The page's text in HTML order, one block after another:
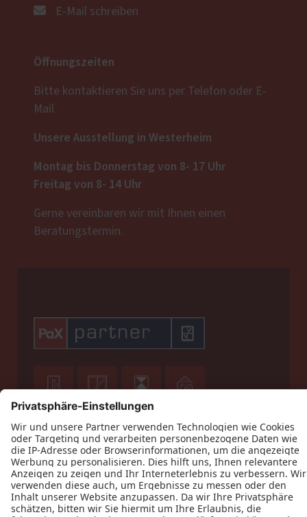
E-Mail schreiben
Öffnungszeiten
Bitte kontaktieren Sie uns per Telefon oder E-
Mail
Unsere Ausstellung in Westerheim
Montag bis Donnerstag von 8- 17 Uhr
Freitag von 8- 14 Uhr
Gerne vereinbaren wir mit Ihnen einen
Beratungstermin.
   
   
Datenschutz Impressum Kontakt AGB